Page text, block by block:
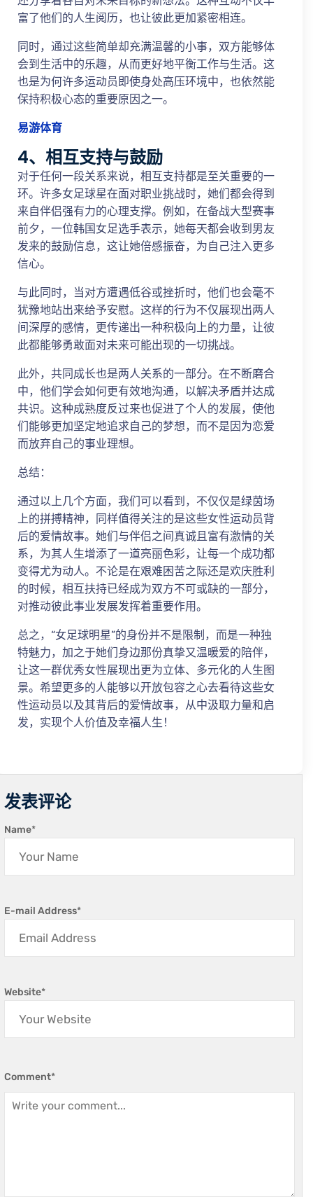
富了他们的人生阅历，也让彼此更加紧密相连。
同时，通过这些简单却充满温馨的小事，双方能够体
会到生活中的乐趣，从而更好地平衡工作与生活。这
也是为何许多运动员即使身处高压环境中，也依然能
保持积极心态的重要原因之一。
易游体育
4、相互支持与鼓励
对于任何一段关系来说，相互支持都是至关重要的一
环。许多女足球星在面对职业挑战时，她们都会得到
来自伴侣强有力的心理支撑。例如，在备战大型赛事
前夕，一位韩国女足选手表示，她每天都会收到男友
发来的鼓励信息，这让她倍感振奋，为自己注入更多
信心。
与此同时，当对方遭遇低谷或挫折时，他们也会毫不
犹豫地站出来给予安慰。这样的行为不仅展现出两人
间深厚的感情，更传递出一种积极向上的力量，让彼
此都能够勇敢面对未来可能出现的一切挑战。
此外，共同成长也是两人关系的一部分。在不断磨合
中，他们学会如何更有效地沟通，以解决矛盾并达成
共识。这种成熟度反过来也促进了个人的发展，使他
们能够更加坚定地追求自己的梦想，而不是因为恋爱
而放弃自己的事业理想。
总结：
通过以上几个方面，我们可以看到，不仅仅是绿茵场
上的拼搏精神，同样值得关注的是这些女性运动员背
后的爱情故事。她们与伴侣之间真诚且富有激情的关
系，为其人生增添了一道亮丽色彩，让每一个成功都
变得尤为动人。不论是在艰难困苦之际还是欢庆胜利
的时候，相互扶持已经成为双方不可或缺的一部分，
对推动彼此事业发展发挥着重要作用。
总之，“女足球明星”的身份并不是限制，而是一种独
特魅力，加之于她们身边那份真挚又温暖爱的陪伴，
让这一群优秀女性展现出更为立体、多元化的人生图
景。希望更多的人能够以开放包容之心去看待这些女
性运动员以及其背后的爱情故事，从中汲取力量和启
发，实现个人价值及幸福人生！
发表评论
Name*
E-mail Address*
Website*
Comment*